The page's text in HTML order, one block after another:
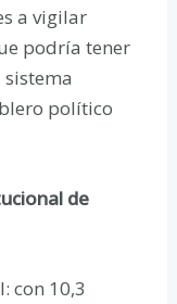
a vigilar
podría tener
político
de
con 10,3